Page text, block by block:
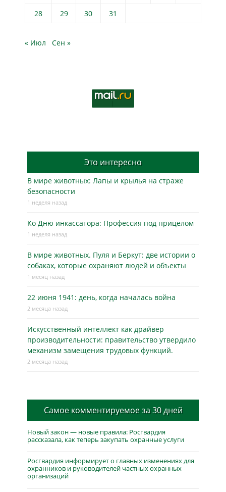
28
29 30 31
« Июл Сен »
Это интересно
В мире животных: Лапы и крылья на страже
безопасности
1 неделя назад
Ко Дню инкассатора: Профессия под прицелом
1 неделя назад
В мире животных. Пуля и Беркут: две истории о
собаках, которые охраняют людей и объекты
1 месяц назад
22 июня 1941: день, когда началась война
2 месяца назад
Искусственный интеллект как драйвер
производительности: правительство утвердило
механизм замещения трудовых функций.
2 месяца назад
Самое комментируемое за 30 дней
Новый закон — новые правила: Росгвардия
рассказала, как теперь закупать охранные услуги
Росгвардия информирует о главных изменениях для
охранников и руководителей частных охранных
организаций